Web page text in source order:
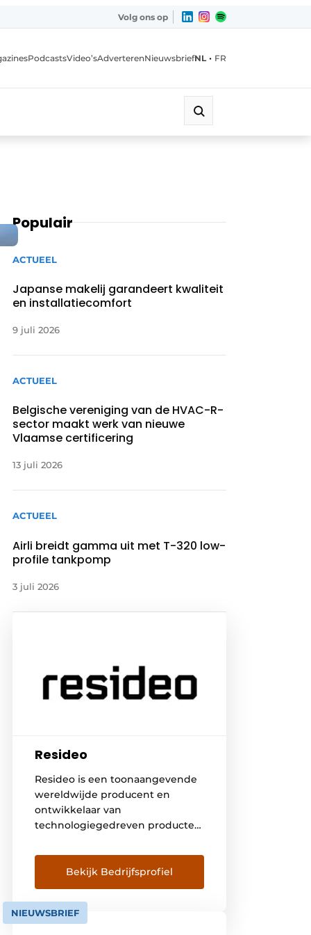
Volg ons op
PodcastsVideo’sAdverterenNieuwsbriefNL • FR
Populair
ACTUEEL
Japanse makelij garandeert kwaliteit
en installatiecomfort
9 juli 2026
ACTUEEL
Belgische vereniging van de HVAC-R-
sector maakt werk van nieuwe
Vlaamse certificering
13 juli 2026
ACTUEEL
Airli breidt gamma uit met T-320 low-
profile tankpomp
3 juli 2026
Resideo
Resideo is een toonaangevende
wereldwijde producent en
ontwikkelaar van
technologiegedreven producten
voor kritisch comfort,
energiebeheer en veiligheids-
en beveiligingsoplossingen voor
meer dan 150 miljoen
huishoudens wereldwijd. Via
Bekijk Bedrijfsprofiel
NIEUWSBRIEF